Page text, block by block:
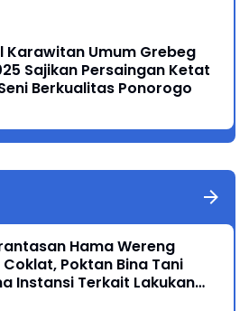
Karawitan Umum Grebeg
Sajikan Persaingan Ketat
Berkualitas Ponorogo
Hama Wereng
Poktan Bina Tani
Instansi Terkait Lakukan